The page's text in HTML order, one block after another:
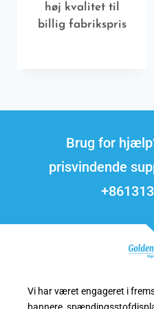
høj kvalitet til
billig fabrikspris
Brug for
prisvindende
Vi har været engageret i
bannere,